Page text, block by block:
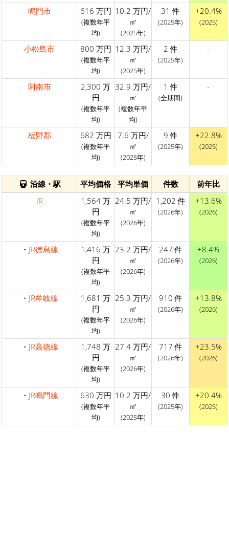
鳴門市 616 万円
(複数年平
均)
10.2 万円/
㎡
(2025年)
31 件
(2025年)
+20.4%
(2025)
小松島市 800 万円
(複数年平
均)
12.3 万円/
㎡
(2025年)
2 件
(2025年)
-
阿南市
2,300 万
円
(複数年平
均)
32.9 万円/
㎡
(複数年平
均)
1 件
(全期間)
-
板野郡 682 万円
(複数年平
均)
7.6 万円/
㎡
(2025年)
9 件
(2025年)
+22.8%
(2025)
沿線・駅 平均価格 平均単価 件数
前年比
JR
1,564 万
円
(複数年平
均)
24.5 万円/
㎡
(2026年)
1,202 件
(2026年)
+13.6%
(2026)
・ JR徳島線
1,416 万
円
(複数年平
均)
23.2 万円/
㎡
(2026年)
247 件
(2026年)
+8.4%
(2026)
・ JR牟岐線
1,681 万
円
(複数年平
均)
25.3 万円/
㎡
(2026年)
910 件
(2026年)
+13.8%
(2026)
・ JR高徳線
1,748 万
円
(複数年平
均)
27.4 万円/
㎡
(2026年)
717 件
(2026年)
+23.5%
(2026)
・ JR鳴門線 630 万円
(複数年平
均)
10.2 万円/
㎡
(2025年)
30 件
(2025年)
+20.4%
(2025)